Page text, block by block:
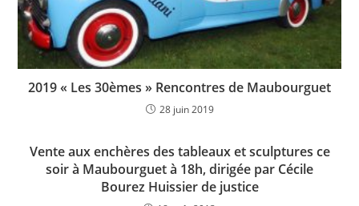
2019 « Les 30èmes » Rencontres de Maubourguet
28 juin 2019
Vente aux enchères des tableaux et sculptures ce
soir à Maubourguet à 18h, dirigée par Cécile
Bourez Huissier de justice